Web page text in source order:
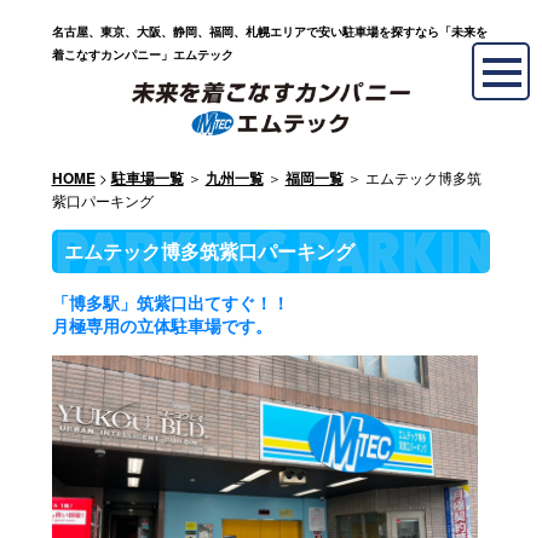
名古屋、東京、大阪、静岡、福岡、札幌エリアで安い駐車場を探すなら「未来を
着こなすカンパニー」エムテック
HOME> 駐車場一覧＞ 九州一覧＞ 福岡一覧＞ エムテック博多筑
紫口パーキング
エムテック博多筑紫口パーキング
「博多駅」筑紫口出てすぐ！！
月極専用の立体駐車場です。